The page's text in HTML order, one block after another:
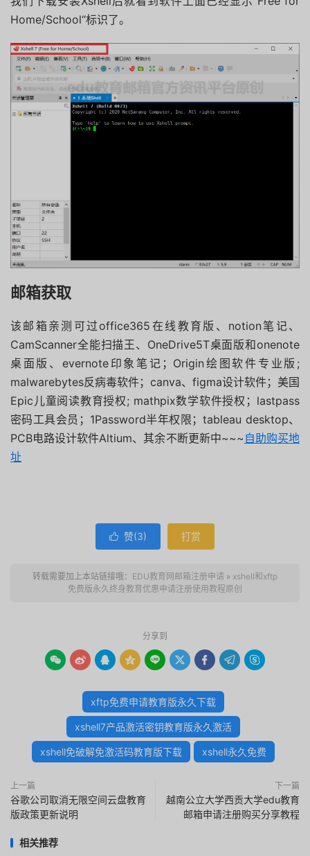
Home/School“标识了。
邮箱获取
该邮箱亲测可过office365在线教育版、notion笔记、
CamScanner全能扫描王、OneDrive5T桌面版和onenote
桌面版、evernote印象笔记；Origin绘图软件专业版;
malwarebytes反病毒软件；canva、figma设计软件；美国
Epic儿童阅读教育授权; mathpix数学软件授权；lastpass
密码工具会员；1Password半年权限；tableau desktop、
PCB电路设计软件Altium、其余不断更新中~~~ 自助购买地
址
 赞(3) 打赏
转载需要加上本站链接哦： EDU教育网邮箱注册申请 » xshell和xftp
免费版永久终身教育优惠申请注册使用教程原创
分享到
        
xftp免费申请教育版永久下载
xshell7产品激活密钥教育版永久激活
xshell免破解免激活码教育版下载 xshell永久免费
上一篇
谷歌公司取消无限空间云盘教育
版政策更新说明
下一篇
越南公立大学西贡大学edu教育
邮箱申请注册购买分享教程
相关推荐